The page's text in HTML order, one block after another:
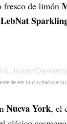
fresco de limón
en la ciudad de
Nueva York, el